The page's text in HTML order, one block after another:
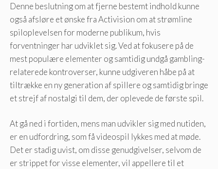
Denne beslutning om at fjerne bestemt indhold kunne
også afsløre et ønske fra Activision om at strømline
spiloplevelsen for moderne publikum, hvis
forventninger har udviklet sig. Ved at fokusere på de
mest populære elementer og samtidig undgå gambling-
relaterede kontroverser, kunne udgiveren håbe på at
tiltrække en ny generation af spillere og samtidig bringe
et strejf af nostalgi til dem, der oplevede de første spil.
At gå ned i fortiden, mens man udvikler sig med nutiden,
er en udfordring, som få videospil lykkes med at møde.
Det er stadig uvist, om disse genudgivelser, selvom de
er strippet for visse elementer, vil appellere til et